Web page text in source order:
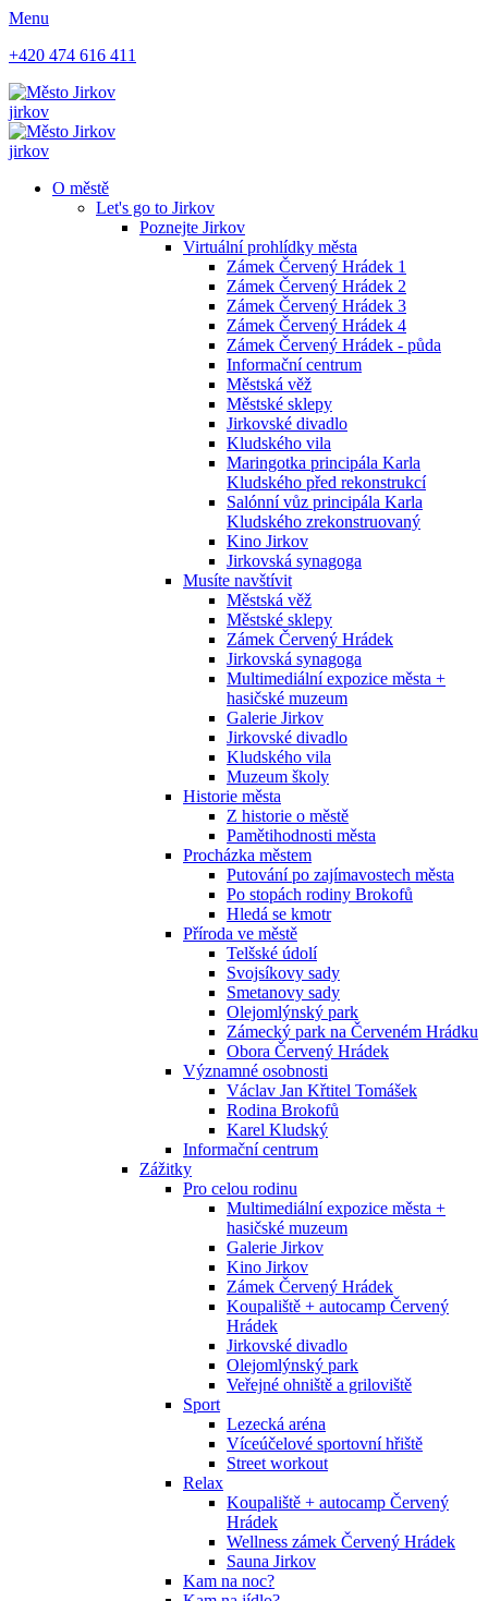
Menu
+420 474 616 411
jirkov
jirkov
O městě
Let's go to Jirkov
Poznejte Jirkov
Virtuální prohlídky města
Zámek Červený Hrádek 1
Zámek Červený Hrádek 2
Zámek Červený Hrádek 3
Zámek Červený Hrádek 4
Zámek Červený Hrádek - půda
Informační centrum
Městská věž
Městské sklepy
Jirkovské divadlo
Kludského vila
Maringotka principála Karla
Kludského před rekonstrukcí
Salónní vůz principála Karla
Kludského zrekonstruovaný
Kino Jirkov
Jirkovská synagoga
Musíte navštívit
Městská věž
Městské sklepy
Zámek Červený Hrádek
Jirkovská synagoga
Multimediální expozice města +
hasičské muzeum
Galerie Jirkov
Jirkovské divadlo
Kludského vila
Muzeum školy
Historie města
Z historie o městě
Pamětihodnosti města
Procházka městem
Putování po zajímavostech města
Po stopách rodiny Brokofů
Hledá se kmotr
Příroda ve městě
Telšské údolí
Svojsíkovy sady
Smetanovy sady
Olejomlýnský park
Zámecký park na Červeném Hrádku
Obora Červený Hrádek
Významné osobnosti
Václav Jan Křtitel Tomášek
Rodina Brokofů
Karel Kludský
Informační centrum
Zážitky
Pro celou rodinu
Multimediální expozice města +
hasičské muzeum
Galerie Jirkov
Kino Jirkov
Zámek Červený Hrádek
Koupaliště + autocamp Červený
Hrádek
Jirkovské divadlo
Olejomlýnský park
Veřejné ohniště a griloviště
Sport
Lezecká aréna
Víceúčelové sportovní hřiště
Street workout
Relax
Koupaliště + autocamp Červený
Hrádek
Wellness zámek Červený Hrádek
Sauna Jirkov
Kam na noc?